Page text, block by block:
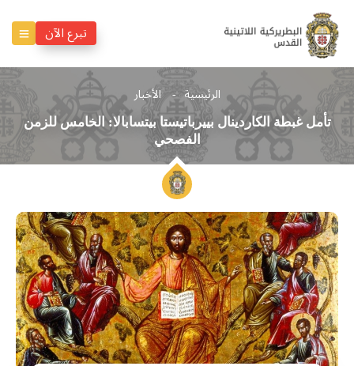
تبرع الآن
الرئيسية الأخبار
تأمل غبطة الكاردينال بييرباتيستا بيتسابالا: الخامس للزمن
الفصحي